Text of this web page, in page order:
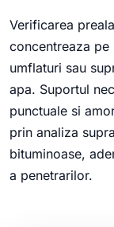
Verificarea
concentreaza
umflaturi sau
apa. Suportul
punctuale si
prin analiza
bituminoase,
a penetrarilor.